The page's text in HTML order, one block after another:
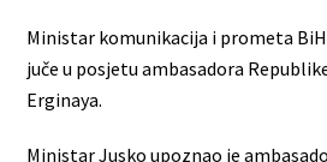
Ministar komunikacija i prometa
juče u posjetu ambasadora
Erginaya.
Ministar Jusko upoznao je